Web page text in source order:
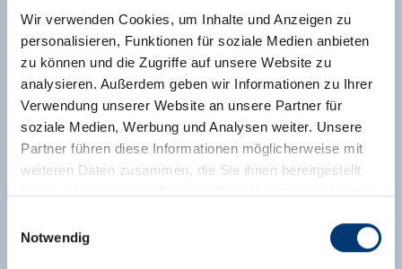
Wir verwenden Cookies, um Inhalte und Anzeigen zu
personalisieren, Funktionen für soziale Medien anbieten
zu können und die Zugriffe auf unsere Website zu
analysieren. Außerdem geben wir Informationen zu Ihrer
Verwendung unserer Website an unsere Partner für
soziale Medien, Werbung und Analysen weiter. Unsere
Partner führen diese Informationen möglicherweise mit
weiteren Daten zusammen, die Sie ihnen bereitgestellt
Notwendig